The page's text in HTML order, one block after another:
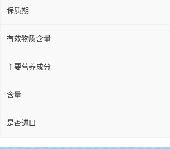
保质期
有效物质含量
主要营养成分
含量
是否进口